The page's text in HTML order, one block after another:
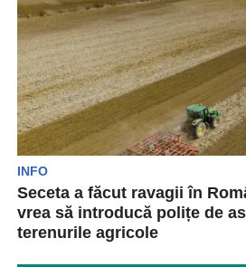
INFO
Seceta a făcut ravagii în
vrea să introducă polițe de
terenurile agricole